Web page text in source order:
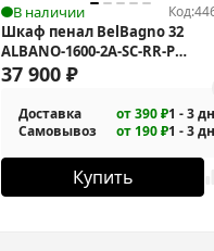
В наличии Код:
Шкаф пенал BelBagno 32
ALBANO-1600-2A-SC-RR-P
подвесной
37 900 ₽
Доставка от 390 ₽1 - 3
Самовывоз
от 190 ₽1 - 3
Купить